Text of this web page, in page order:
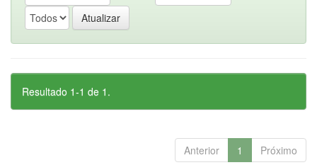
Resultado 1-1 de 1.
Anterior 1 Próximo